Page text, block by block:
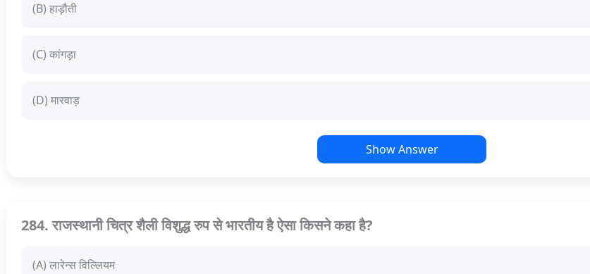
(B) हाड़ौती
(C) कांगड़ा
(D) मारवाड़
Show Answer
284. राजस्थानी चित्र शैली विशुद्ध रुप से भारतीय है ऐसा किसने कहा है?
(A) लारेन्स विल्लियम